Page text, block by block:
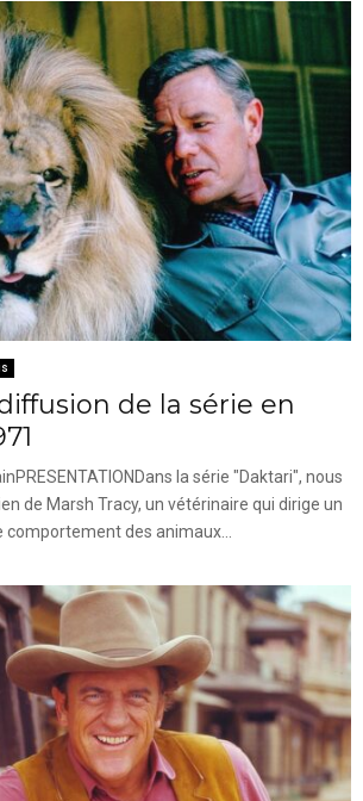
de la série en
la série "Daktari", nous
de Marsh Tracy, un vétérinaire qui dirige un
des animaux...